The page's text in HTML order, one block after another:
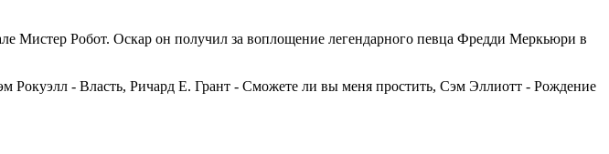
Мистер Робот. Оскар он получил за воплощение легендарного певца Фредди Меркьюри в
Рокуэлл - Власть, Ричард Е. Грант - Сможете ли вы меня простить, Сэм Эллиотт - Рождение